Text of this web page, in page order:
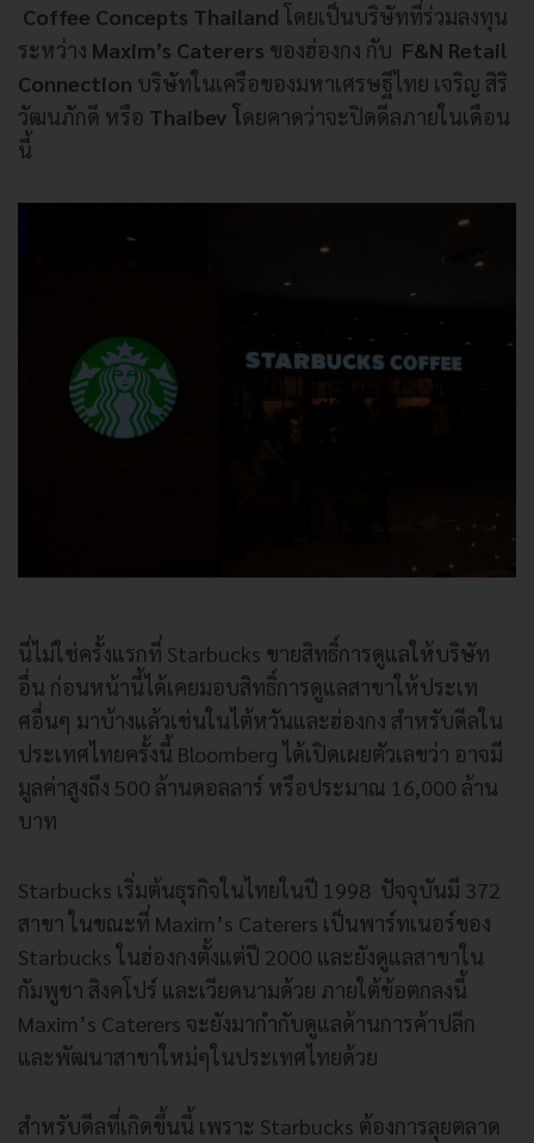
Coffee Concepts Thailand โดยเป็นบริษัทที่ร่วมลงทุน
ระหว่าง Maxim’s Caterers ของฮ่องกง กับ F&N Retail
Connection บริษัทในเครือของมหาเศรษฐีไทย เจริญ สิริ
วัฒนภักดี หรือ Thaibev โดยคาดว่าจะปิดดีลภายในเดือน
นี้
นี่ไม่ใช่ครั้งแรกที่ Starbucks ขายสิทธิ์การดูแลให้บริษัท
อื่น ก่อนหน้านี้ได้เคยมอบสิทธิ์การดูแลสาขาให้ประเท
ศอื่นๆ มาบ้างแล้วเช่นในไต้หวันและฮ่องกง สำหรับดีลใน
ประเทศไทยครั้งนี้ Bloomberg ได้เปิดเผยตัวเลขว่า อาจมี
มูลค่าสูงถึง 500 ล้านดอลลาร์ หรือประมาณ 16,000 ล้าน
บาท
Starbucks เริ่มต้นธุรกิจในไทยในปี 1998 ปัจจุบันมี 372
สาขา ในขณะที่ Maxim’s Caterers เป็นพาร์ทเนอร์ของ
Starbucks ในฮ่องกงตั้งแต่ปี 2000 และยังดูแลสาขาใน
กัมพูชา สิงคโปร์ และเวียดนามด้วย ภายใต้ข้อตกลงนี้
Maxim’s Caterers จะยังมากำกับดูแลด้านการค้าปลีก
และพัฒนาสาขาใหม่ๆในประเทศไทยด้วย
สำหรับดีลที่เกิดขึ้นนี้ เพราะ Starbucks ต้องการลุยตลาด